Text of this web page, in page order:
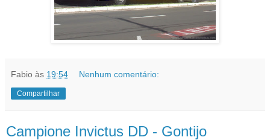
Fabio às 19:54 Nenhum comentário:
Compartilhar
Campione Invictus DD - Gontijo